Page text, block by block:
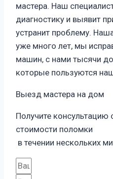
мастера. Наш
диагностику и выявит
устранит проблему.
уже много лет, мы
машин, с нами тысячи
которые пользуются
Выезд мастера на дом
Получите
стоимости поломки
в течении нескольких